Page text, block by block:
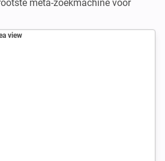
meta-zoekmachine voor